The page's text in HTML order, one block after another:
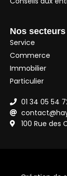
Nos secteurs
Service
Commerce
Immobilier
Particulier
01 34 05 54
100 Rue des